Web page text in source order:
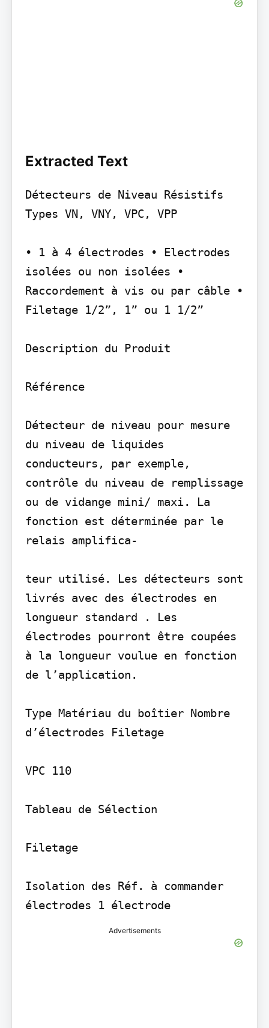
Extracted Text
Détecteurs de Niveau Résistifs
Types VN, VNY, VPC, VPP
• 1 à 4 électrodes • Electrodes
isolées ou non isolées •
Raccordement à vis ou par câble •
Filetage 1/2”, 1” ou 1 1/2”
Description du Produit
Référence
Détecteur de niveau pour mesure
du niveau de liquides
conducteurs, par exemple,
contrôle du niveau de remplissage
ou de vidange mini/ maxi. La
fonction est déterminée par le
relais amplifica-
teur utilisé. Les détecteurs sont
livrés avec des électrodes en
longueur standard . Les
électrodes pourront être coupées
à la longueur voulue en fonction
de l’application.
Type Matériau du boîtier Nombre
d’électrodes Filetage
VPC 110
Tableau de Sélection
Filetage
Isolation des Réf. à commander
électrodes 1 électrode
Advertisements